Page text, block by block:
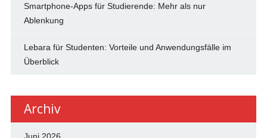
Smartphone-Apps für Studierende: Mehr als nur
Ablenkung
Lebara für Studenten: Vorteile und Anwendungsfälle im
Überblick
Archiv
Juni 2026